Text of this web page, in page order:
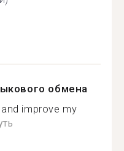
обмена
improve my